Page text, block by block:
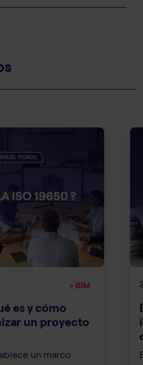
> BIM
es y cómo
un proyecto
un marco